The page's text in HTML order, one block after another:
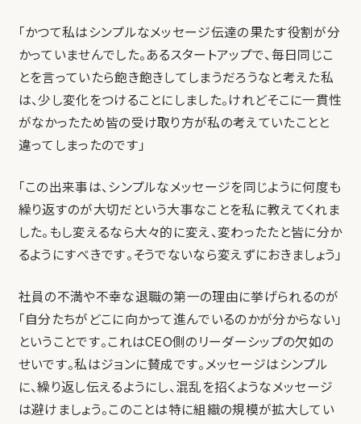
「かつて私はシンプルなメッセージ伝達の果たす役割が分
かっていませんでした。あるスタートアップで、毎日同じこ
とを言っていたら飽き飽きしてしまうだろうなと考えた私
は、少し変化をつけることにしました。けれどそこに一貫性
がなかったため皆の受け取り方が私の考えていたことと
違ってしまったのです」
「この出来事は、シンプルなメッセージを同じように何度も
繰り返すのが大切だという大事なことを私に教えてくれま
した。もし変えるなら大々的に変え、変わったたと皆に分か
るようにすべきです。そうでないなら変えずにおきましょう」
社員の不満や不幸な退職の第一の理由に挙げられるのが
「自分たちがどこに向かって進んでいるのかが分からない」
ということです。これはCEO側のリーダーシップの欠如の
せいです。私はジョンに賛成です。メッセージはシンプル
に、繰り返し伝えるようにし、混乱を招くようなメッセージ
は避けましょう。このことは特に組織の規模が拡大してい